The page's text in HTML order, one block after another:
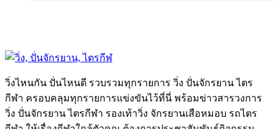
วิ่งไหนกัน ปั่นไหนดี รวบรวมทุกรายการ วิ่ง ปั่นจักรยาน ไตร
กีฬา ครอบคลุมทุกรายการแข่งขันไว้ที่นี่ พร้อมข่าวสารวงการ
วิ่ง ปั่นจักรยาน ไตรกีฬา รองเท้าวิ่ง จักรยานเสือหมอบ รถไตร